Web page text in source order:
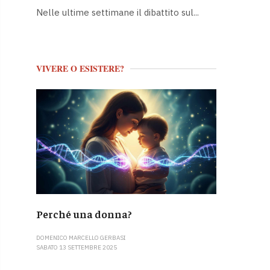
Nelle ultime settimane il dibattito sul...
VIVERE O ESISTERE?
Perché una donna?
DOMENICO MARCELLO GERBASI
SABATO 13 SETTEMBRE 2025